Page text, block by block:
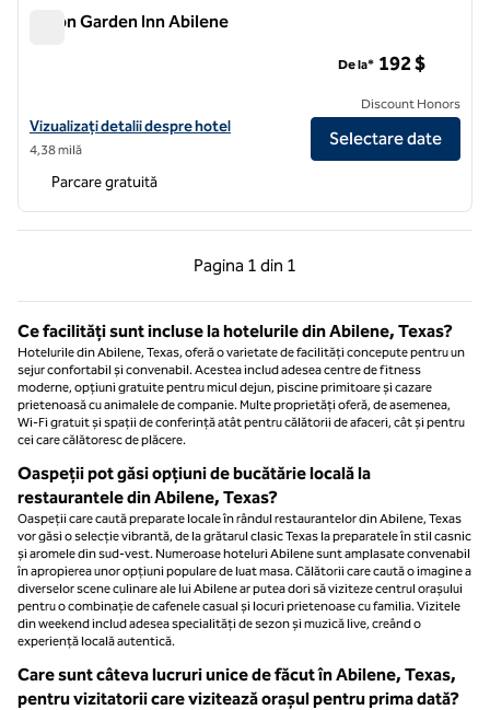
Hilton Garden Inn Abilene
Vizualizați detaliile hotelului Hilton Garden Inn Abilene
Vizualizați detalii despre hotel
4,38 milă
De la* 192 $
Discount Honors
Selectare date
Parcare gratuită
Pagina 1 din 1
Pagina anterioară, 1 din 1
Pagina 1 din 1
Ce facilități sunt incluse la hotelurile din Abilene, Texas?
Hotelurile din Abilene, Texas, oferă o varietate de facilități concepute pentru un
sejur confortabil și convenabil. Acestea includ adesea centre de fitness
moderne, opțiuni gratuite pentru micul dejun, piscine primitoare și cazare
prietenoasă cu animalele de companie. Multe proprietăți oferă, de asemenea,
Wi-Fi gratuit și spații de conferință atât pentru călătorii de afaceri, cât și pentru
cei care călătoresc de plăcere.
Oaspeții pot găsi opțiuni de bucătărie locală la
restaurantele din Abilene, Texas?
Oaspeții care caută preparate locale în rândul restaurantelor din Abilene, Texas
vor găsi o selecție vibrantă, de la grătarul clasic Texas la preparatele în stil casnic
și aromele din sud-vest. Numeroase hoteluri Abilene sunt amplasate convenabil
în apropierea unor opțiuni populare de luat masa. Călătorii care caută o imagine a
diverselor scene culinare ale lui Abilene ar putea dori să viziteze centrul orașului
pentru o combinație de cafenele casual și locuri prietenoase cu familia. Vizitele
din weekend includ adesea specialități de sezon și muzică live, creând o
experiență locală autentică.
Care sunt câteva lucruri unice de făcut în Abilene, Texas,
pentru vizitatorii care vizitează orașul pentru prima dată?